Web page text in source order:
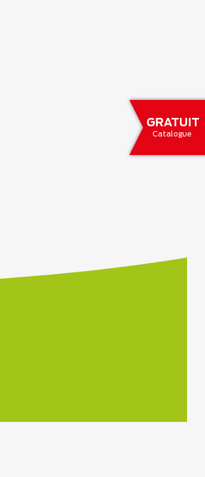
GRATUIT
Catalogue